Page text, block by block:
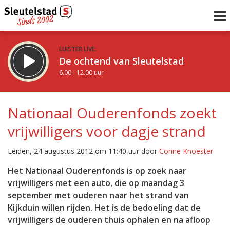
LUISTER LIVE:
De ochtend van Sleutelstad
6.00 - 12.00 uur
De middag van Sleutelstad
12.00 - 19.00 uur
Vorig uur
uur 1 van 0 Volgend uur
Inklappen
Nationaal Ouderenfonds zoekt
vrijwilligers voor dagje strand
Leiden, 24 augustus 2012 om 11:40 uur door Corine Knoester
Het Nationaal Ouderenfonds is op zoek naar
vrijwilligers met een auto, die op maandag 3
september met ouderen naar het strand van
Kijkduin willen rijden. Het is de bedoeling dat de
vrijwilligers de ouderen thuis ophalen en na afloop